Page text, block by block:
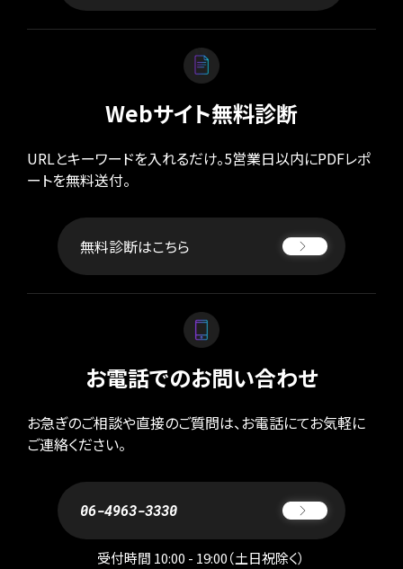
Webサイト無料診断
URLとキーワードを入れるだけ。5営業日以内にPDFレポ
ートを無料送付。
無料診断はこちら
お電話でのお問い合わせ
お急ぎのご相談や直接のご質問は、お電話にてお気軽に
ご連絡ください。
06-4963-3330
受付時間 10:00 - 19:00（土日祝除く）